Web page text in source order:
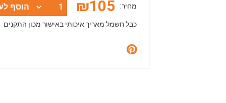
מחיר: ₪105 הוסף
כבל חשמל מאריך איכותי באישור מכון התקנים